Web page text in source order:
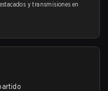
y transmisiones en